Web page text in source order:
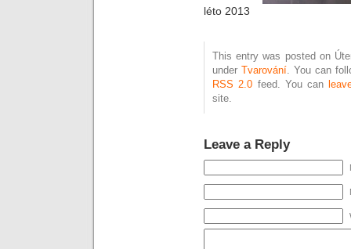
léto 2013
This entry was posted on
underTvarování. You can
RSS 2.0 feed. You can
site.
Leave a Reply